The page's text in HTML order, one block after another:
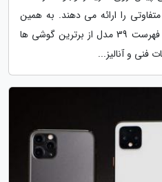
را ارائه می دهند. به همین
علت در خبرنگاران تصمیم گرفتیم فهرست 39 مدل از برترین گوشی ها
فنی و آنالیز...